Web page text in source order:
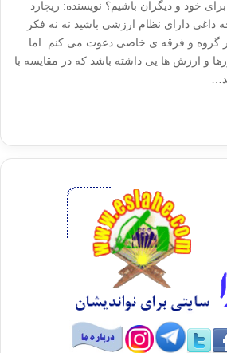
خود و دیگران باشیم؟ نویسنده: ریچارد
داغی دارای نظام ارزشی باشید نه نه فکر
گروه و فرقه ی خاصی دعوت می کنم. اما
و ارزش ها یی داشته باشد که در مقایسه با